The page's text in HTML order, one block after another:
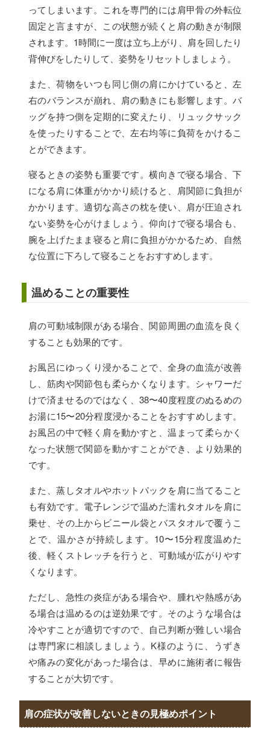
ってしまいます。これを専門的には肩甲骨の外転位
固定と言ますが、この状態が続くと肩の動きが制限
されます。1時間に一度は立ち上がり、肩を回したり
背伸びをしたりして、姿勢をリセットしましょう。
また、荷物をいつも同じ側の肩にかけていると、左
右のバランスが崩れ、肩の動きにも影響します。バ
ッグを持つ側を定期的に変えたり、リュックサック
を使ったりすることで、左右均等に負荷をかけるこ
とができます。
寝るときの姿勢も重要です。横向きで寝る場合、下
になる肩に体重がかかり続けると、肩関節に負担が
かかります。適切な高さの枕を使い、肩が圧迫され
ない姿勢を心がけましょう。仰向けで寝る場合も、
腕を上げたまま寝ると肩に負担がかかるため、自然
な位置に下ろして寝ることをおすすめします。
温めることの重要性
肩の可動域制限がある場合、関節周囲の血流を良く
することも効果的です。
お風呂にゆっくり浸かることで、全身の血流が改善
し、筋肉や関節包も柔らかくなります。シャワーだ
けで済ませるのではなく、38〜40度程度のぬるめの
お湯に15〜20分程度浸かることをおすすめします。
お風呂の中で軽く肩を動かすと、温まって柔らかく
なった状態で関節を動かすことができ、より効果的
です。
また、蒸しタオルやホットパックを肩に当てること
も有効です。電子レンジで温めた濡れタオルを肩に
乗せ、その上からビニール袋とバスタオルで覆うこ
とで、温かさが持続します。10〜15分程度温めた
後、軽くストレッチを行うと、可動域が広がりやす
くなります。
ただし、急性の炎症がある場合や、腫れや熱感があ
る場合は温めるのは逆効果です。そのような場合は
冷やすことが適切ですので、自己判断が難しい場合
は専門家に相談しましょう。K様のように、うずき
や痛みの変化があった場合は、早めに施術者に報告
することが大切です。
肩の症状が改善しないときの見極めポイント